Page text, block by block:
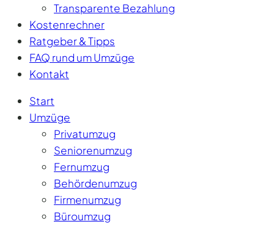
Transparente Bezahlung
Kostenrechner
Ratgeber & Tipps
FAQ rund um Umzüge
Kontakt
Start
Umzüge
Privatumzug
Seniorenumzug
Fernumzug
Behördenumzug
Firmenumzug
Büroumzug